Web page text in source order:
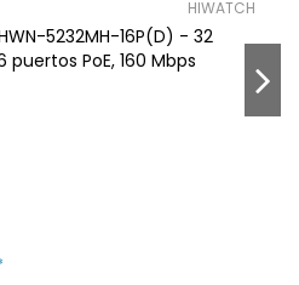
HIWATCH
5232MH-16P(D) - 32
puertos PoE, 160 Mbps